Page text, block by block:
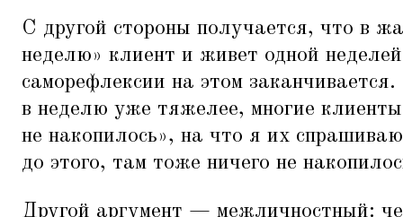
С другой стороны получается, что в
неделю» клиент и живет одной
саморефлексии на этом
в неделю уже тяжелее, многие
не накопилось», на что я их
до этого, там тоже ничего не
Другой аргумент — межличностный: